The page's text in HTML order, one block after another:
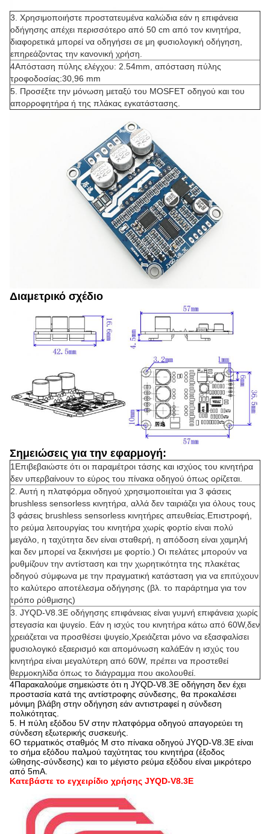
3. Χρησιμοποιήστε προστατευμένα καλώδια εάν η επιφάνεια
οδήγησης απέχει περισσότερο από 50 cm από τον κινητήρα,
διαφορετικά μπορεί να οδηγήσει σε μη φυσιολογική οδήγηση,
επηρεάζοντας την κανονική χρήση.
4Απόσταση πύλης ελέγχου: 2.54mm, απόσταση πύλης
τροφοδοσίας:30,96 mm
5. Προσέξτε την μόνωση μεταξύ του MOSFET οδηγού και του
απορροφητήρα ή της πλάκας εγκατάστασης.
Διαμετρικό σχέδιο
Σημειώσεις για την εφαρμογή:
1Επιβεβαιώστε ότι οι παραμέτροι τάσης και ισχύος του κινητήρα
δεν υπερβαίνουν το εύρος του πίνακα οδηγού όπως ορίζεται.
2. Αυτή η πλατφόρμα οδηγού χρησιμοποιείται για 3 φάσεις
brushless sensorless κινητήρα, αλλά δεν ταιριάζει για όλους τους
3 φάσεις brushless sensorless κινητήρες απευθείας.Επιστροφή,
το ρεύμα λειτουργίας του κινητήρα χωρίς φορτίο είναι πολύ
μεγάλο, η ταχύτητα δεν είναι σταθερή, η απόδοση είναι χαμηλή
και δεν μπορεί να ξεκινήσει με φορτίο.) Οι πελάτες μπορούν να
ρυθμίζουν την αντίσταση και την χωρητικότητα της πλακέτας
οδηγού σύμφωνα με την πραγματική κατάσταση για να επιτύχουν
το καλύτερο αποτέλεσμα οδήγησης (βλ. το παράρτημα για τον
τρόπο ρύθμισης)
3. JYQD-V8.3E οδήγησης επιφάνειας είναι γυμνή επιφάνεια χωρίς
στεγασία και ψυγείο. Εάν η ισχύς του κινητήρα κάτω από 60W,δεν
χρειάζεται να προσθέσει ψυγείο,Χρειάζεται μόνο να εξασφαλίσει
φυσιολογικό εξαερισμό και απομόνωση καλάΕάν η ισχύς του
κινητήρα είναι μεγαλύτερη από 60W, πρέπει να προστεθεί
θερμοκηλίδα όπως το διάγραμμα που ακολουθεί.
4Παρακαλούμε σημειώστε ότι η JYQD-V8.3E οδήγηση δεν έχει
προστασία κατά της αντίστροφης σύνδεσης, θα προκαλέσει
μόνιμη βλάβη στην οδήγηση εάν αντιστραφεί η σύνδεση
πολικότητας.
5. Η πύλη εξόδου 5V στην πλατφόρμα οδηγού απαγορεύει τη
σύνδεση εξωτερικής συσκευής.
6Ο τερματικός σταθμός M στο πίνακα οδηγού JYQD-V8.3E είναι
το σήμα εξόδου παλμού ταχύτητας του κινητήρα (έξοδος
ώθησης-σύνδεσης) και το μέγιστο ρεύμα εξόδου είναι μικρότερο
από 5mA.
Κατεβάστε το εγχειρίδιο χρήσης JYQD-V8.3E